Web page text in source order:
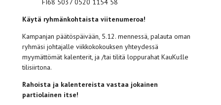
FI68 5037 0520 1154 58
Käytä ryhmänkohtaista viitenumeroa!
Kampanjan päätöspäivään, 5.12. mennessä, palauta oman
ryhmäsi johtajalle viikkokokouksen yhteydessä
myymättömät kalenterit, ja /tai tilitä loppurahat KauKu:lle
tilisiirtona.
Rahoista ja kalentereista vastaa jokainen
partiolainen itse!